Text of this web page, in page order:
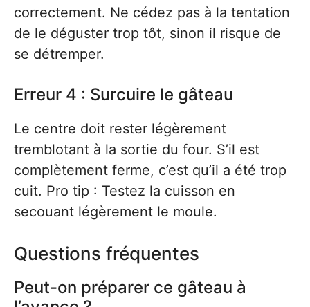
correctement. Ne cédez pas à la tentation
de le déguster trop tôt, sinon il risque de
se détremper.
Erreur 4 : Surcuire le gâteau
Le centre doit rester légèrement
tremblotant à la sortie du four. S’il est
complètement ferme, c’est qu’il a été trop
cuit. Pro tip : Testez la cuisson en
secouant légèrement le moule.
Questions fréquentes
Peut-on préparer ce gâteau à